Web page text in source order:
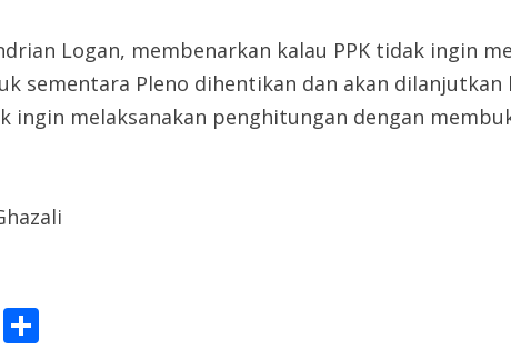
Logan, membenarkan kalau PPK tidak ingin
sementara Pleno dihentikan dan akan
ingin melaksanakan penghitungan dengan
Mastodon